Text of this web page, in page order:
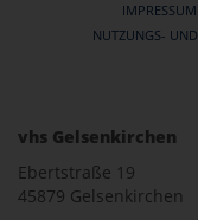
IMPRESSUM
NUTZUNGS-
vhs Gelsenkirchen
Ebertstraße 19
45879 Gelsenkirchen